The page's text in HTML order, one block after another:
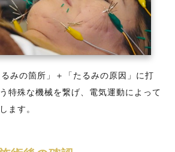
みの箇所」＋「たるみの原因」に打
特殊な機械を繋げ、電気運動によって
ます。